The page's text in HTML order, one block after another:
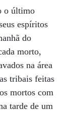
o último
espíritos
do
morto,
na área
tribais feitas
mortos com
tarde de um